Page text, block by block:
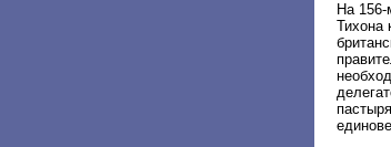
На 156-
Тихона